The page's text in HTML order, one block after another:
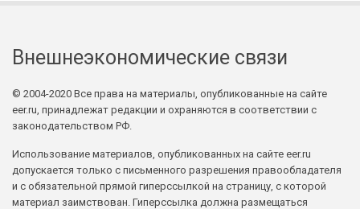
Внешнеэкономические связи
© 2004-2020 Все права на материалы, опубликованные на сайте
eer.ru, принадлежат редакции и охраняются в соответствии с
законодательством РФ.
Использование материалов, опубликованных на сайте eer.ru
допускается только с письменного разрешения правообладателя
и с обязательной прямой гиперссылкой на страницу, с которой
материал заимствован. Гиперссылка должна размещаться